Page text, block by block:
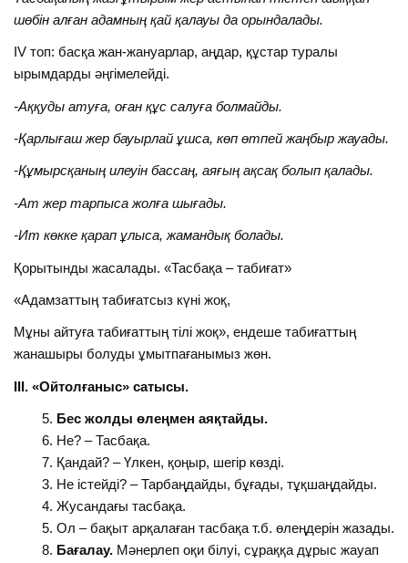
шөбін алған адамның қай қалауы да орындалады.
IV топ: басқа жан-жануарлар, аңдар, құстар туралы
ырымдарды әңгімелейді.
-Аққуды атуға, оған құс салуға болмайды.
-Қарлығаш жер бауырлай ұшса, көп өтпей жаңбыр жауады.
-Құмырсқаның илеуін бассаң, аяғың ақсақ болып қалады.
-Ат жер тарпыса жолға шығады.
-Ит көкке қарап ұлыса, жамандық болады.
Қорытынды жасалады. «Тасбақа – табиғат»
«Адамзаттың табиғатсыз күні жоқ,
Мұны айтуға табиғаттың тілі жоқ», ендеше табиғаттың
жанашыры болуды ұмытпағанымыз жөн.
ІІІ. «Ойтолғаныс» сатысы.
Бес жолды өлеңмен аяқтайды.
Не? – Тасбақа.
Қандай? – Үлкен, қоңыр, шегір көзді.
3. Не істейді? – Тарбаңдайды, бұғады, тұқшаңдайды.
4. Жусандағы тасбақа.
5. Ол – бақыт арқалаған тасбақа т.б. өлеңдерін жазады.
Бағалау.Мәнерлеп оқи білуі, сұраққа дұрыс жауап